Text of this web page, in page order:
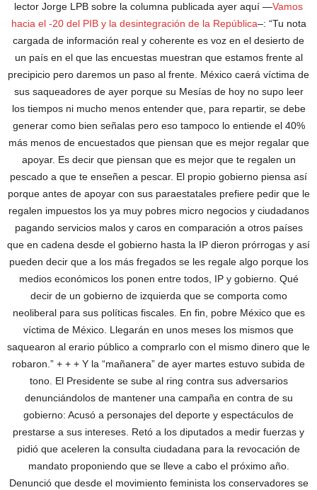
lector Jorge LPB sobre la columna publicada ayer aquí —Vamos
hacia el -20 del PIB y la desintegración de la República–: “Tu nota
cargada de información real y coherente es voz en el desierto de
un país en el que las encuestas muestran que estamos frente al
precipicio pero daremos un paso al frente. México caerá víctima de
sus saqueadores de ayer porque su Mesías de hoy no supo leer
los tiempos ni mucho menos entender que, para repartir, se debe
generar como bien señalas pero eso tampoco lo entiende el 40%
más menos de encuestados que piensan que es mejor regalar que
apoyar. Es decir que piensan que es mejor que te regalen un
pescado a que te enseñen a pescar. El propio gobierno piensa así
porque antes de apoyar con sus paraestatales prefiere pedir que le
regalen impuestos los ya muy pobres micro negocios y ciudadanos
pagando servicios malos y caros en comparación a otros países
que en cadena desde el gobierno hasta la IP dieron prórrogas y así
pueden decir que a los más fregados se les regale algo porque los
medios económicos los ponen entre todos, IP y gobierno. Qué
decir de un gobierno de izquierda que se comporta como
neoliberal para sus políticas fiscales. En fin, pobre México que es
víctima de México. Llegarán en unos meses los mismos que
saquearon al erario público a comprarlo con el mismo dinero que le
robaron.” + + + Y la “mañanera” de ayer martes estuvo subida de
tono. El Presidente se sube al ring contra sus adversarios
denunciándolos de mantener una campaña en contra de su
gobierno: Acusó a personajes del deporte y espectáculos de
prestarse a sus intereses. Retó a los diputados a medir fuerzas y
pidió que aceleren la consulta ciudadana para la revocación de
mandato proponiendo que se lleve a cabo el próximo año.
Denunció que desde el movimiento feminista los conservadores se